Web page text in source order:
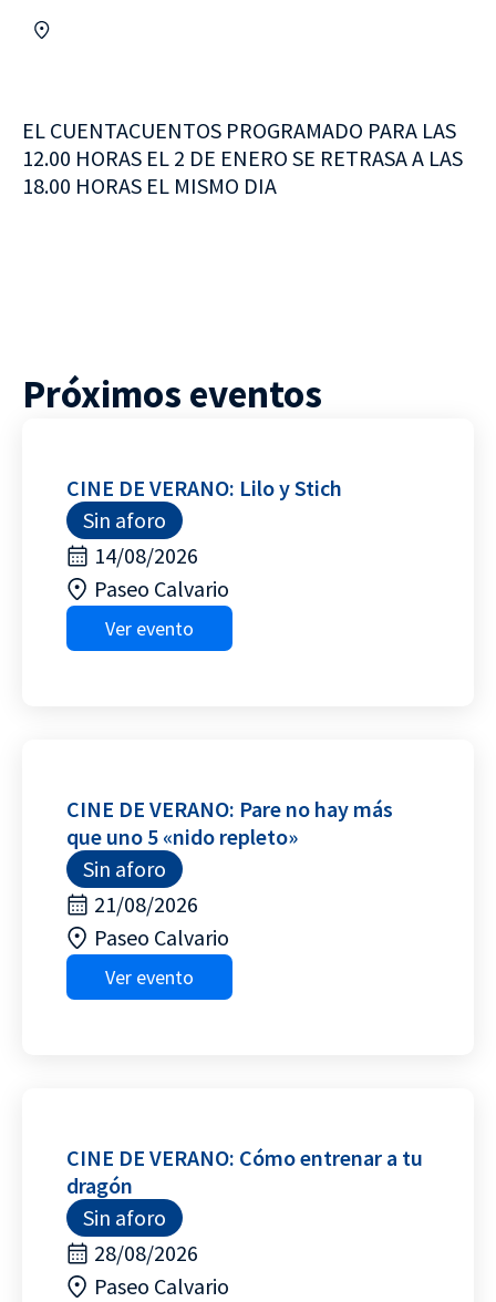
EL CUENTACUENTOS PROGRAMADO PARA LAS
12.00 HORAS EL 2 DE ENERO SE RETRASA A LAS
18.00 HORAS EL MISMO DIA
Próximos eventos
CINE DE VERANO: Lilo y Stich
Sin aforo
14/08/2026
Paseo Calvario
Ver evento
CINE DE VERANO: Pare no hay más
que uno 5 «nido repleto»
Sin aforo
21/08/2026
Paseo Calvario
Ver evento
CINE DE VERANO: Cómo entrenar a tu
dragón
Sin aforo
28/08/2026
Paseo Calvario